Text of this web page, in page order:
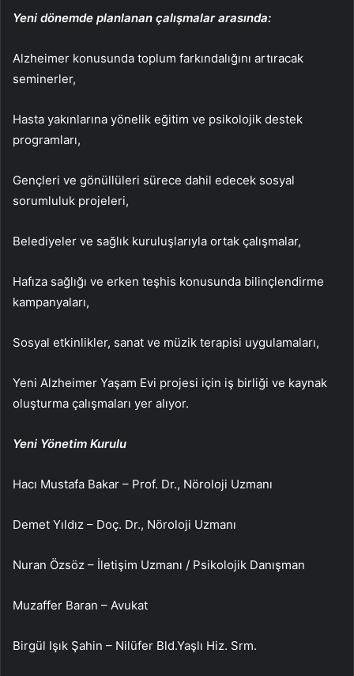
Yeni dönemde planlanan çalışmalar arasında:
Alzheimer konusunda toplum farkındalığını artıracak
seminerler,
Hasta yakınlarına yönelik eğitim ve psikolojik destek
programları,
Gençleri ve gönüllüleri sürece dahil edecek sosyal
sorumluluk projeleri,
Belediyeler ve sağlık kuruluşlarıyla ortak çalışmalar,
Hafıza sağlığı ve erken teşhis konusunda bilinçlendirme
kampanyaları,
Sosyal etkinlikler, sanat ve müzik terapisi uygulamaları,
Yeni Alzheimer Yaşam Evi projesi için iş birliği ve kaynak
oluşturma çalışmaları yer alıyor.
Yeni Yönetim Kurulu
Hacı Mustafa Bakar – Prof. Dr., Nöroloji Uzmanı
Demet Yıldız – Doç. Dr., Nöroloji Uzmanı
Nuran Özsöz – İletişim Uzmanı / Psikolojik Danışman
Muzaffer Baran – Avukat
Birgül Işık Şahin – Nilüfer Bld.Yaşlı Hiz. Srm.